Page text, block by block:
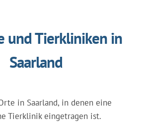
und Tierkliniken in
Saarland
in Saarland, in denen eine
Tierklinik eingetragen ist.